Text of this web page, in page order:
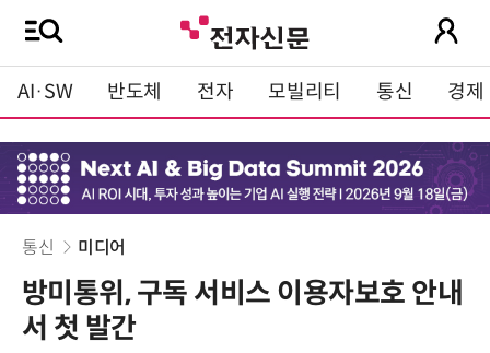
AI·SW 반도체 전자 모빌리티 통신 경제
통신 미디어
방미통위, 구독 서비스 이용자보호 안내
서 첫 발간